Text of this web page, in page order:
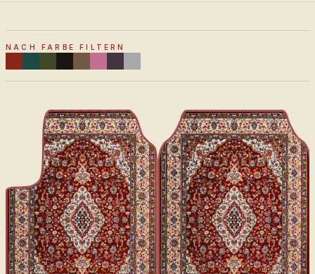
NACH FARBE FILTERN